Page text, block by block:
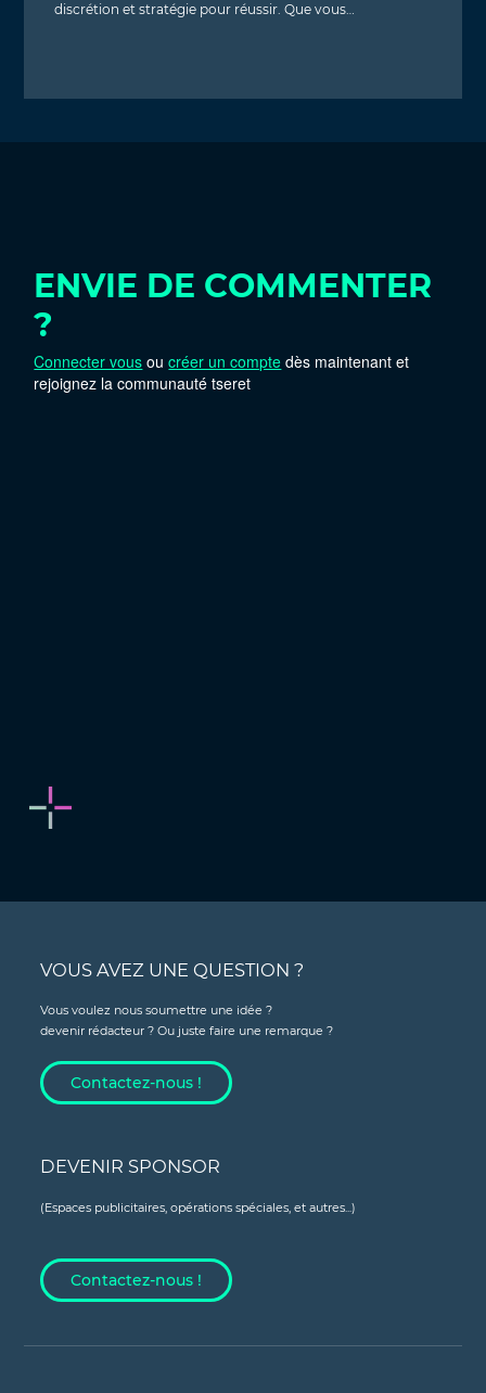
discrétion et stratégie pour réussir. Que vous…
ENVIE DE COMMENTER
?
Connecter vous oucréer un compte dès maintenant et
rejoignez la communauté tseret
VOUS AVEZ UNE QUESTION ?
Vous voulez nous soumettre une idée ?
devenir rédacteur ? Ou juste faire une remarque ?
Contactez-nous !
DEVENIR SPONSOR
(Espaces publicitaires, opérations spéciales, et autres...)
Contactez-nous !